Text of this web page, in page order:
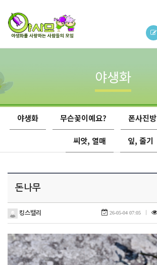
야생화
야생화 무슨꽃이예요? 폰사진방
씨앗, 열매 잎, 줄기
돈나무
킹스밸리 26-05-04 07:05